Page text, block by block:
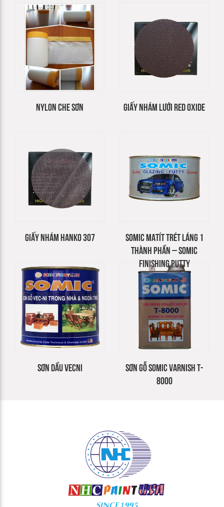
NYLON CHE SƠN GIẤY NHÁM LƯỚI RED OXIDE
GIẤY NHÁM HANKO 307
SOMIC MATÍT TRÉT LÁNG 1
THÀNH PHẦN – SOMIC
FINISHING PUTTY
SƠN DẦU VECNI
SƠN GỖ SOMIC VARNISH T-
8000